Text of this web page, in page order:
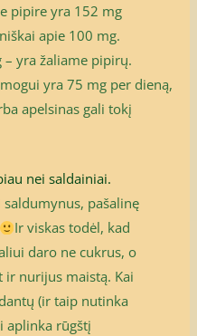
pipire yra 152 mg
apie 100 mg.
– yra žaliame pipirų.
yra 75 mg per dieną,
apelsinas gali tokį
nei saldainiai.
pašalinę
Ir viskas todėl, kad
daro ne cukrus, o
nurijus maistą. Kai
(ir taip nutinka
aplinka rūgštį